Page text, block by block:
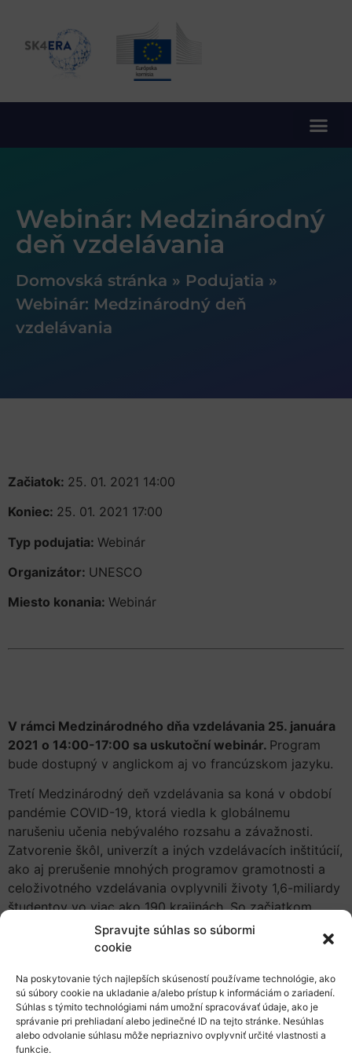
Spravujte súhlas so súbormi
cookie
Na poskytovanie tých najlepších skúseností používame technológie, ako
sú súbory cookie na ukladanie a/alebo prístup k informáciám o zariadení.
Súhlas s týmito technológiami nám umožní spracovávať údaje, ako je
správanie pri prehliadaní alebo jedinečné ID na tejto stránke. Nesúhlas
alebo odvolanie súhlasu môže nepriaznivo ovplyvniť určité vlastnosti a
funkcie.
Webinár: Medzinárodný
deň vzdelávania
Domovská stránka » Podujatia »
Webinár: Medzinárodný deň
vzdelávania
Začiatok: 25. 01. 2021 14:00
Koniec: 25. 01. 2021 17:00
Typ podujatia: Webinár
Organizátor: UNESCO
Miesto konania: Webinár
V rámci Medzinárodného dňa vzdelávania 25. januára
2021 o 14:00-17:00 sa uskutoční webinár. Program
bude dostupný v anglickom aj vo francúzskom jazyku.
Tretí Medzinárodný deň vzdelávania sa koná v období
pandémie COVID-19, ktorá viedla k globálnemu
narušeniu učenia nebývalého rozsahu a závažnosti.
Zatvorenie škôl, univerzít a iných vzdelávacích inštitúcií,
ako aj prerušenie mnohých programov gramotnosti a
celoživotného vzdelávania ovplyvnili životy 1,6-miliardy
študentov vo viac ako 190 krajinách. So začiatkom
nového roka, nastal čas na zintenzívnenie spolupráce a
medzinárodnej solidarity s cieľom umiestniť vzdelávanie
transformácie smerom k inkluzívnejšej, bezpečnejšej a
udržateľnejšej spoločnosti.
Oslava Medzinárodného dňa vzdelávania, ktorú
organizuje UNESCO, sa bude organizovať v spolupráci s